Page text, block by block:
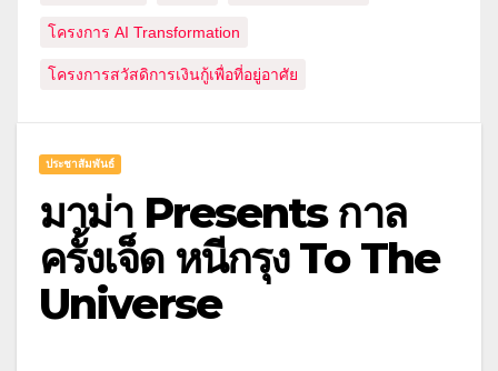
โครงการ AI Transformation
โครงการสวัสดิการเงินกู้เพื่อที่อยู่อาศัย
ประชาสัมพันธ์
มาม่า Presents กาล
ครั้งเจ็ด หนีกรุง To The
Universe